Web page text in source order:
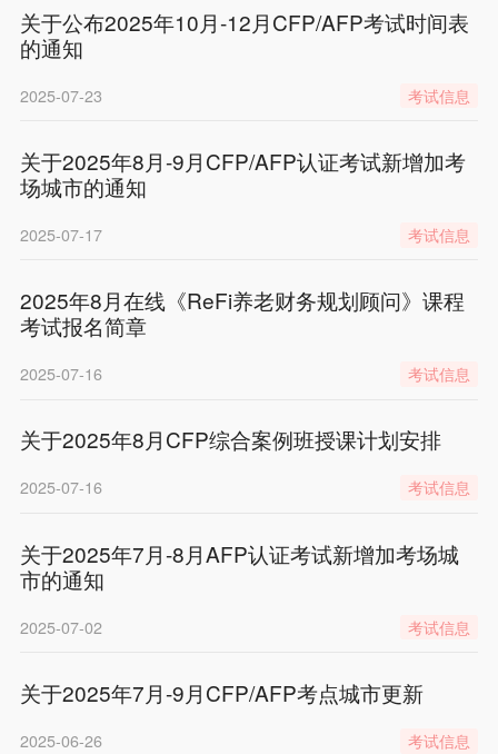
关于公布2025年10月-12月CFP/AFP考试时间表
的通知
2025-07-23 考试信息
关于2025年8月-9月CFP/AFP认证考试新增加考
场城市的通知
2025-07-17 考试信息
2025年8月在线《ReFi养老财务规划顾问》课程
考试报名简章
2025-07-16 考试信息
关于2025年8月CFP综合案例班授课计划安排
2025-07-16 考试信息
关于2025年7月-8月AFP认证考试新增加考场城
市的通知
2025-07-02 考试信息
关于2025年7月-9月CFP/AFP考点城市更新
2025-06-26 考试信息